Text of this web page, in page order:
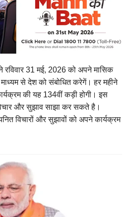
रविवार 31 मई, 2026 को अपने मासिक
माध्यम से देश को संबोधित करेगें। हर महीने
की यह 134वीं कड़ी होगी। इस
और सुझाव साझा कर सकते है।
विचारों और सुझावों को अपने कार्यक्रम